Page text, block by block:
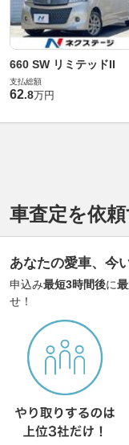
660 SW リミテッドII
支払総額
62.8万円
車査定を依
あなたの愛車、今
申込み最短3時間後に
せ！